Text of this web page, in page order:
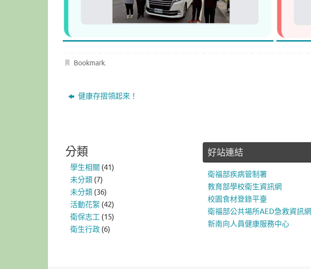
Bookmark.
健康存摺領起來！
分類
學生相關 (41)
未分類 (7)
未分類 (36)
活動花絮 (42)
衛保志工 (15)
衛生行政 (6)
好站連結
衛福部疾病管制署
教育部學校衛生資訊網
校園食材登錄平臺
衛福部公共場所AED急救資訊網
新南向人員健康服務中心